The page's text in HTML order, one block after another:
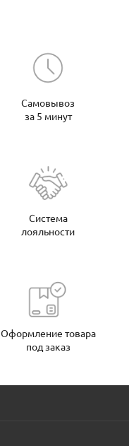
Самовывоз
за 5 минут
Система
лояльности
Оформление товара
под заказ